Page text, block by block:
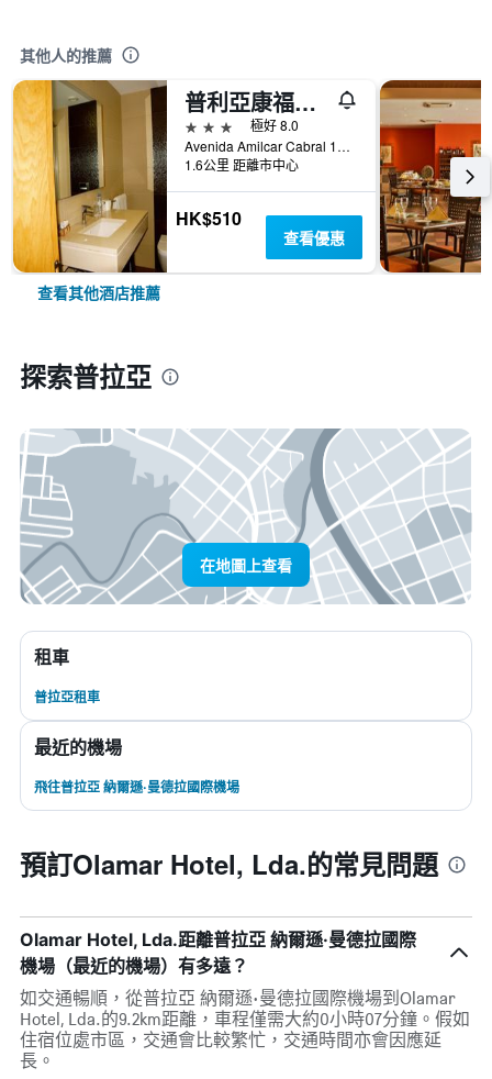
其他人的推薦
普利亞康福爾酒店 - 普拉亞
3星級
極好 8.0
Avenida Amilcar Cabral 11, 普拉亞, 佛得角
1.6公里 距離市中心
HK$510
查看優惠
查看其他酒店推薦
探索普拉亞
在地圖上查看
租車
普拉亞租車
最近的機場
飛往普拉亞 納爾遜·曼德拉國際機場
預訂Olamar Hotel, Lda.的常見問題
Olamar Hotel, Lda.距離普拉亞 納爾遜·曼德拉國際
機場（最近的機場）有多遠？
如交通暢順，從普拉亞 納爾遜·曼德拉國際機場到Olamar
Hotel, Lda.的9.2km距離，車程僅需大約0小時07分鐘。假如
住宿位處市區，交通會比較繁忙，交通時間亦會因應延
長。